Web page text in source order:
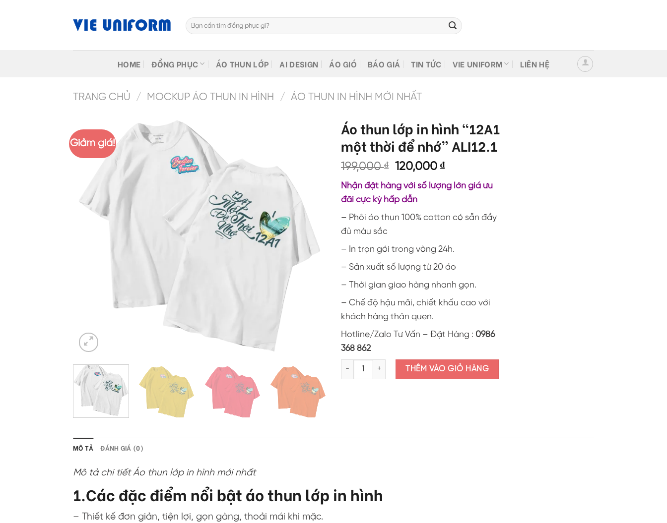
Tìm
kiếm:
HOME ĐỒNG PHỤC ÁO THUN LỚP AI DESIGN ÁO GIÓ BÁO GIÁ TIN TỨC VIE UNIFORM LIÊN HỆ
TRANG CHỦ / MOCKUP ÁO THUN IN HÌNH / ÁO THUN IN HÌNH MỚI NHẤT
Giảm giá!
Áo thun lớp in hình “12A1
một thời để nhớ” ALI12.1
199,000₫
Giá
là:
199,000 ₫.
120,000₫Giá
tại
120,000 ₫.
Nhận đặt hàng với số lượng lớn giá ưu
đãi cực kỳ hấp dẫn
– Phôi áo thun 100% cotton có sẵn đầy
đủ màu sắc
– In trọn gói trong vòng 24h.
– Sản xuất số lượng từ 20 áo
– Thời gian giao hàng nhanh gọn.
– Chế độ hậu mãi, chiết khấu cao với
khách hàng thân quen.
Hotline/Zalo Tư Vấn – Đặt Hàng : 0986
368 862
Áo thun lớp in hình "12A1 một thời để nhớ" ALI12.1 số lượng
THÊM VÀO GIỎ HÀNG
MÔ TẢ ĐÁNH GIÁ (0)
Mô tả chi tiết Áo thun lớp in hình mới nhất
1.Các đặc điểm nổi bật áo thun lớp in hình
– Thiết kế đơn giản, tiện lợi, gọn gàng, thoải mái khi mặc.